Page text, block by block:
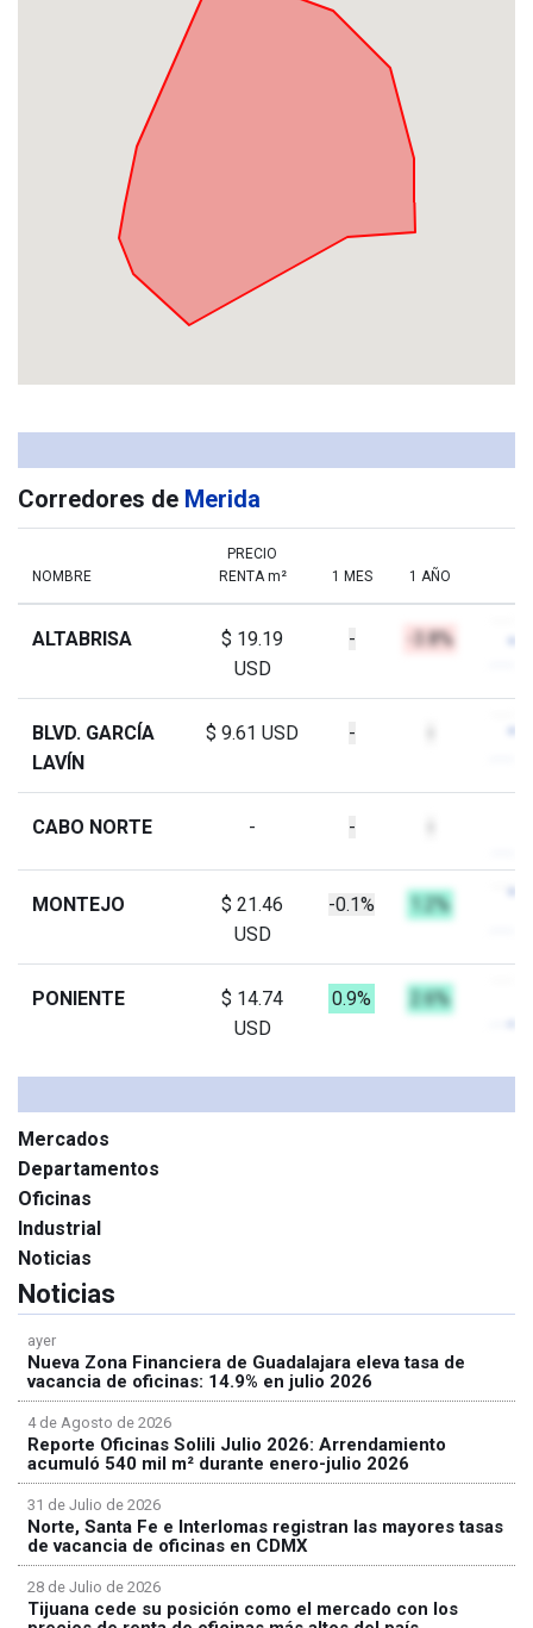
Mercados
Departamentos
Oficinas
Industrial
Noticias
Corredores de Merida
NOMBRE
PRECIO
RENTA m²
1 MES 1 AÑO
ALTABRISA
$ 19.19
USD
- -3.8%
BLVD. GARCÍA
LAVÍN
$ 9.61 USD -
CABO NORTE - -
MONTEJO
$ 21.46
USD
-0.1% 1.2%
PONIENTE
$ 14.74
USD
0.9% 2.6%
Noticias
ayer
Nueva Zona Financiera de Guadalajara eleva tasa de
vacancia de oficinas: 14.9% en julio 2026
4 de Agosto de 2026
Reporte Oficinas Solili Julio 2026: Arrendamiento
acumuló 540 mil m² durante enero-julio 2026
31 de Julio de 2026
Norte, Santa Fe e Interlomas registran las mayores tasas
de vacancia de oficinas en CDMX
28 de Julio de 2026
Tijuana cede su posición como el mercado con los